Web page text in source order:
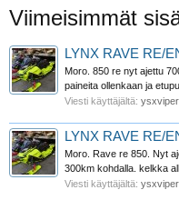
Viimeisimmät
LYNX RAVE RE/
Moro. 850 re nyt ajettu
paineita ollenkaan ja
Viesti käyttäjältä: ysxviper
LYNX RAVE RE/
Moro. Rave re 850. Nyt
300km kohdalla. kelkka
Viesti käyttäjältä: ysxviper